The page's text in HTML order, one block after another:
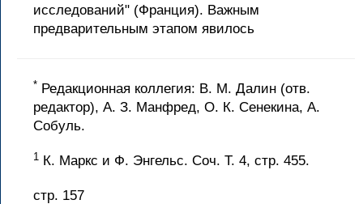
исследований" (Франция). Важным
предварительным этапом явилось
* Редакционная коллегия: В. М. Далин (отв.
редактор), А. З. Манфред, О. К. Сенекина, А.
Собуль.
1 К. Маркс и Ф. Энгельс. Соч. Т. 4, стр. 455.
стр. 157